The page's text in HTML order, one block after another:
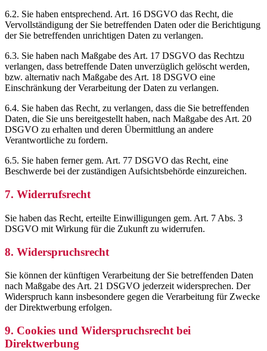
6.2. Sie haben entsprechend. Art. 16 DSGVO das Recht, die
Vervollständigung der Sie betreffenden Daten oder die Berichtigung
der Sie betreffenden unrichtigen Daten zu verlangen.
6.3. Sie haben nach Maßgabe des Art. 17 DSGVO das Rechtzu
verlangen, dass betreffende Daten unverzüglich gelöscht werden,
bzw. alternativ nach Maßgabe des Art. 18 DSGVO eine
Einschränkung der Verarbeitung der Daten zu verlangen.
6.4. Sie haben das Recht, zu verlangen, dass die Sie betreffenden
Daten, die Sie uns bereitgestellt haben, nach Maßgabe des Art. 20
DSGVO zu erhalten und deren Übermittlung an andere
Verantwortliche zu fordern.
6.5. Sie haben ferner gem. Art. 77 DSGVO das Recht, eine
Beschwerde bei der zuständigen Aufsichtsbehörde einzureichen.
7. Widerrufsrecht
Sie haben das Recht, erteilte Einwilligungen gem. Art. 7 Abs. 3
DSGVO mit Wirkung für die Zukunft zu widerrufen.
8. Widerspruchsrecht
Sie können der künftigen Verarbeitung der Sie betreffenden Daten
nach Maßgabe des Art. 21 DSGVO jederzeit widersprechen. Der
Widerspruch kann insbesondere gegen die Verarbeitung für Zwecke
der Direktwerbung erfolgen.
9. Cookies und Widerspruchsrecht bei
Direktwerbung